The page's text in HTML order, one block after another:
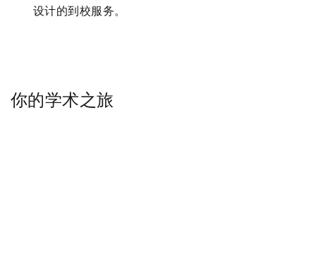
设计的到校服务。
你的学术之旅